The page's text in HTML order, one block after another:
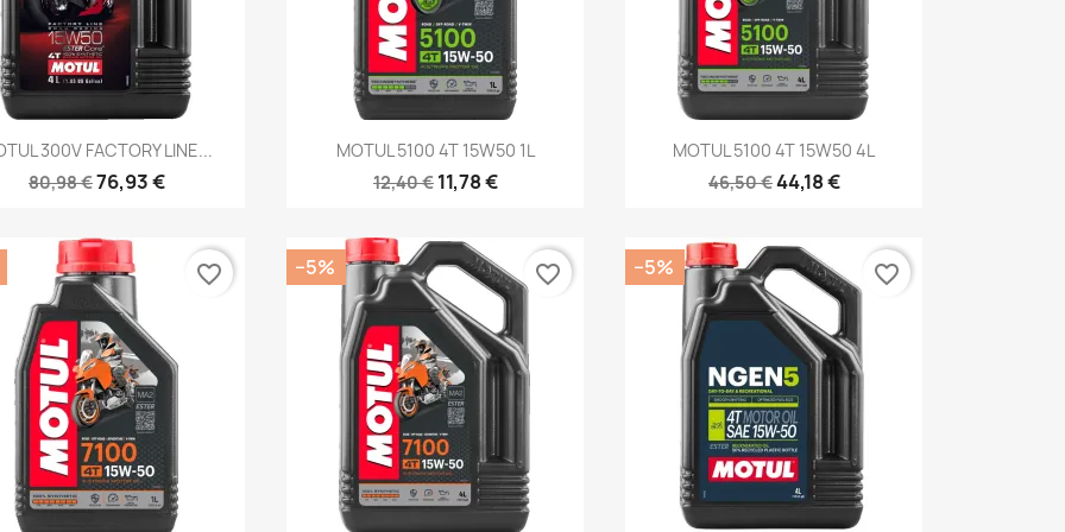
Kiirvaade
300V FACTORY LINE...
80,98 €76,93 €
Kiirvaade
MOTUL 5100 4T 15W50 1L
12,40 € 11,78 €
Kiirvaade
MOTUL 5100 4T 15W50 4L
46,50 €44,18 €
favorite_border −5% favorite_border −5% favorite_border